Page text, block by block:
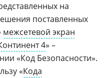
на
поставленных
межсетевой экран
4» –
«Код Безопасности».
«Кода